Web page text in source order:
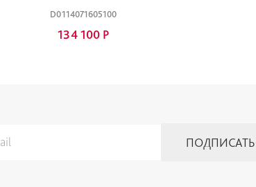
D0114071605100
134 100 Р